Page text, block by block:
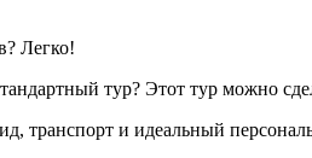
Легко!
тур? Этот тур можно
транспорт и идеальный